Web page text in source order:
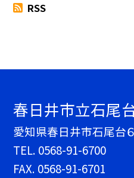
RSS
春日井市立石尾
愛知県春日井市石尾台
TEL. 0568-91-6700
FAX. 0568-91-6701